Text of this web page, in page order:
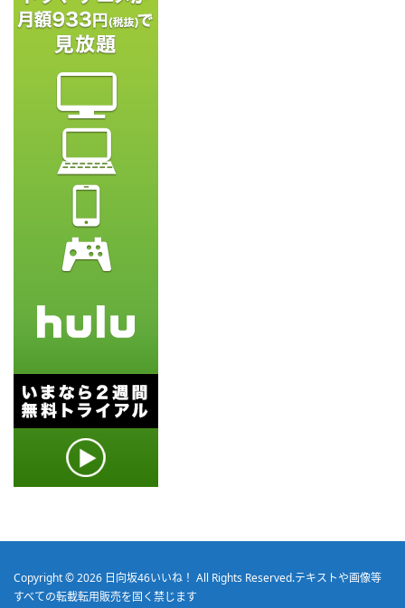
Copyright © 2026 日向坂46いいね！ All Rights Reserved.テキストや画像等
すべての転載転用販売を固く禁じます